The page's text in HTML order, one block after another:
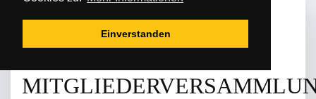
Einverstanden
05. Oktober 2022